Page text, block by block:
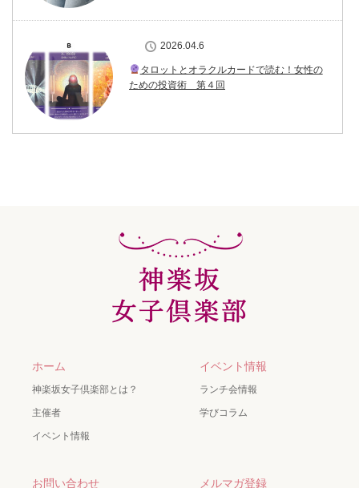
2026.04.6
タロットとオラクルカードで読む！女性の
ための投資術 第４回
ホーム
神楽坂女子倶楽部とは？
主催者
イベント情報
イベント情報
ランチ会情報
学びコラム
お問い合わせ メルマガ登録